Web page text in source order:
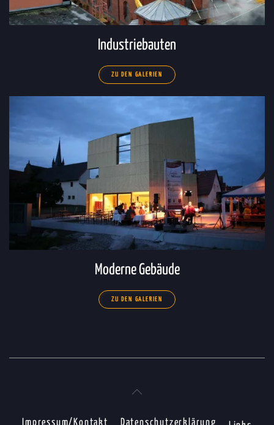
Industriebauten
ZU DEN GALERIEN
Moderne Gebäude
ZU DEN GALERIEN
Impressum/Kontakt Datenschutzerklärung